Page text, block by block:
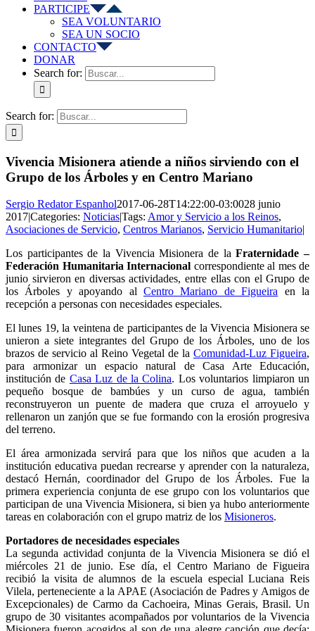
PARTICIPE
SEA VOLUNTARIO
SEA UN SOCIO
CONTACTO
DONAR
Search for:
Search for:
Vivencia Misionera atiende a niños sirviendo con el
Grupo de los Árboles y en Centro Mariano
Sergio Redator Espanhol2017-06-28T14:22:00-03:0028 junio
2017|Categories: Noticias|Tags: Amor y Servicio a los Reinos,
Asociaciones de Servicio, Centros Marianos, Servicio Humanitario|
Los participantes de la Vivencia Misionera de laFraternidade –
Federación Humanitaria Internacional correspondiente al mes de
junio sirvieron en diversas actividades, entre ellas con el Grupo de
los Árboles y apoyando al Centro Mariano de Figueira en la
recepción a personas con necesidades especiales.
El lunes 19, la veintena de participantes de la Vivencia Misionera se
unieron a siete integrantes del Grupo de los Árboles, uno de los
brazos de servicio al Reino Vegetal de la Comunidad-Luz Figueira,
para armonizar un espacio natural de Casa Arte Educación,
institución de Casa Luz de la Colina. Los voluntarios limpiaron un
pequeño bosque de bambúes y un curso de agua, también
reconstruyeron un puente de madera que cruza el arroyuelo y
rellenaron un zanjón que se fue formando con la erosión progresiva
del terreno.
El área armonizada servirá para que los niños que acuden a la
institución educativa puedan recrearse y aprender con la naturaleza,
destacó Hernán, coordinador del Grupo de los Árboles. Fue la
primera experiencia conjunta de ese grupo con los voluntarios que
participan de una Vivencia Misionera, si bien ya hubo anteriormente
tareas en colaboración con el grupo matriz de los Misioneros.
Portadores de necesidades especiales
La segunda actividad conjunta de la Vivencia Misionera se dió el
miércoles 21 de junio. Ese día, el Centro Mariano de Figueira
recibió la visita de alumnos de la escuela especial Luciana Reis
Vilela, perteneciente a la APAE (Asociación de Padres y Amigos de
Excepcionales) de Carmo da Cachoeira, Minas Gerais, Brasil. Un
grupo de 30 visitantes acompañados por voluntarios de la Vivencia